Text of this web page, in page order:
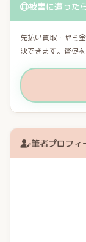
被害に遭った
先払い買取・ヤミ
決できます。督促
筆者プロフィ